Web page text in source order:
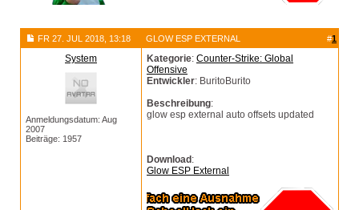
FR 27. JUL 2018, 13:18 GLOW ESP EXTERNAL #1
System
Anmeldungsdatum: Aug
2007
Beiträge: 1957
Kategorie: Counter-Strike: Global
Offensive
Entwickler: BuritoBurito
Beschreibung:
glow esp external auto offsets updated
Download :
Glow ESP External